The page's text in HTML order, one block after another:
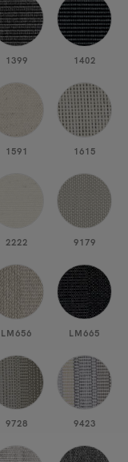
1399 1402
1591 1615
2222 9179
LM656 LM665
9728 9423